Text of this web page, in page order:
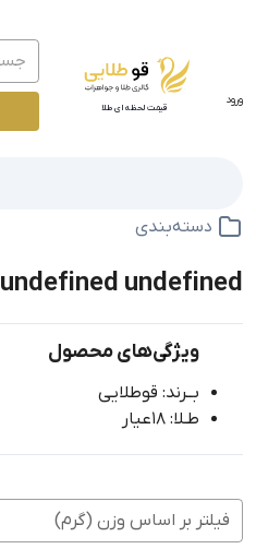
ورود
قیمت لحظه ای طلا
دسته‌بندی
undefined undefined
ویژگی‌های محصول
بــرند: قوطلایی
طـلا: 18عیار
فیلتر بر اساس وزن (گرم)